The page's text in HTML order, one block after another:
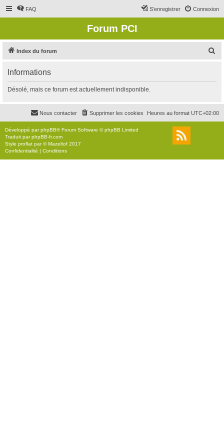
FAQ Connexion
S’enregistrer
Forum PCI
Index du forum
r
c
r
Informations
Désolé, mais ce forum est actuellement indisponible.
Heures au format UTC+02:00
Supprimer les cookies
Nous contacter
Développé parphpBB® Forum Software © phpBB Limited
Traduit parphpBB-fr.com
Style proflat par ©Mazeltof 2017
Confidentialité | Conditions